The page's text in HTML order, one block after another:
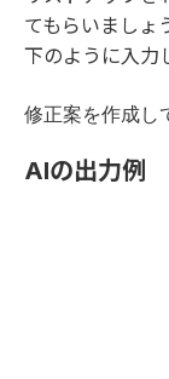
てもらいましょ
下のように入力
修正案を作成し
AIの出力例